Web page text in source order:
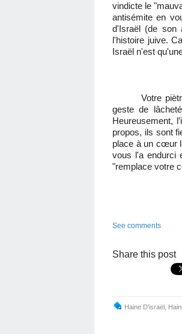
vindicte le
antisémite en
d'Israël (de son
l'histoire juive.
Israël n'est
Votre
geste de
Heureusement,
propos, ils sont
place à un cœur
vous l'a endurci
"remplace votre
See comments
Share this post
Haine D'israël